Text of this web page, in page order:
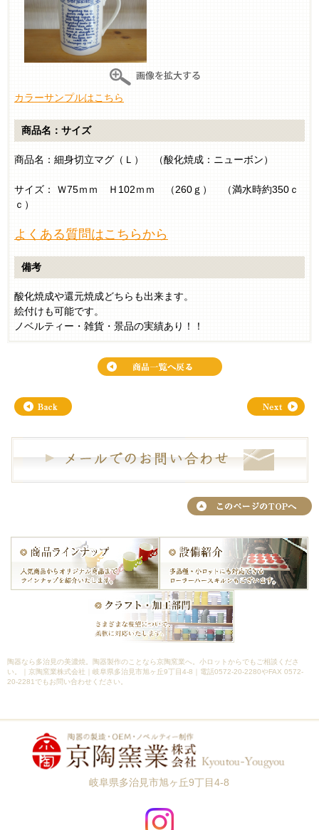
カラーサンプルはこちら
商品名：サイズ
商品名：細身切立マグ（Ｌ） （酸化焼成：ニューボン）
サイズ： Ｗ75ｍｍ Ｈ102ｍｍ （260ｇ） （満水時約350ｃ
ｃ）
よくある質問はこちらから
備考
酸化焼成や還元焼成どちらも出来ます。
絵付けも可能です。
ノベルティー・雑貨・景品の実績あり！！
陶器なら多治見の美濃焼。陶器製作のことなら京陶窯業へ。小ロットからでもご相談くださ
い。｜京陶窯業株式会社｜岐阜県多治見市旭ヶ丘9丁目4-8｜電話0572-20-2280やFAX 0572-
20-2281でもお問い合わせください。
岐阜県多治見市旭ヶ丘9丁目4-8